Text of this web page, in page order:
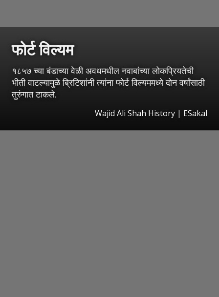
फोर्ट विल्यम
१८५७ च्या बंडाच्या वेळी अवधमधील नवाबांच्या लोकप्रियतेची
भीती वाटल्यामुळे ब्रिटिशांनी त्यांना फोर्ट विल्यममध्ये दोन वर्षांसाठी
तुरुंगात टाकले.
Wajid Ali Shah History | ESakal